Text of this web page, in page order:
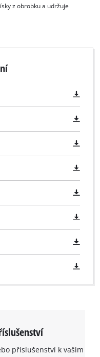
z obrobku a udržuje
příslušenství k vašim